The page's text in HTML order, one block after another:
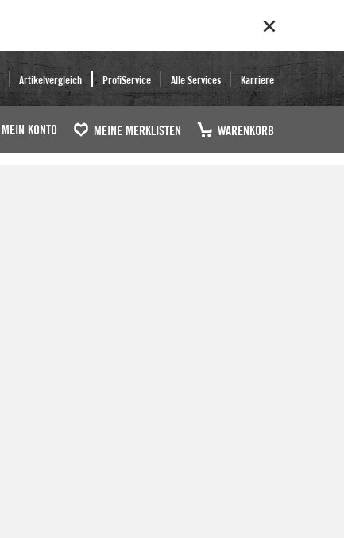
Artikelvergleich ProfiService Alle Services Karriere
MEIN KONTO MEINE MERKLISTEN WARENKORB